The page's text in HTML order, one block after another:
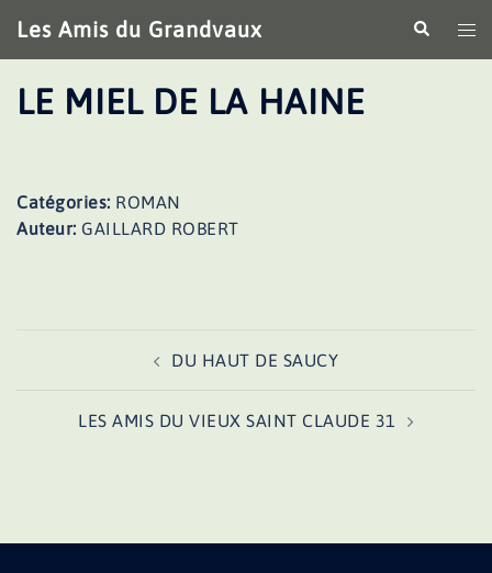
au
contenu
Les Amis du Grandvaux
le
LE MIEL DE LA HAINE
Catégories: ROMAN
Auteur: GAILLARD ROBERT
DU HAUT DE SAUCY
LES AMIS DU VIEUX SAINT CLAUDE 31